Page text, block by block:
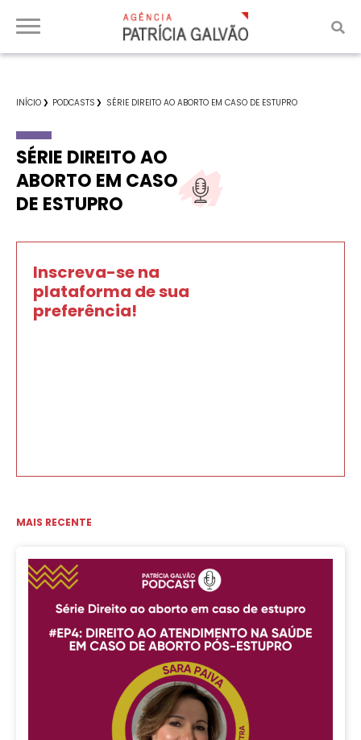
INÍCIO PODCASTS SÉRIE DIREITO AO ABORTO EM CASO DE ESTUPRO
SÉRIE DIREITO AO
ABORTO EM CASO
DE ESTUPRO
Inscreva-se na
plataforma de sua
preferência!
MAIS RECENTE